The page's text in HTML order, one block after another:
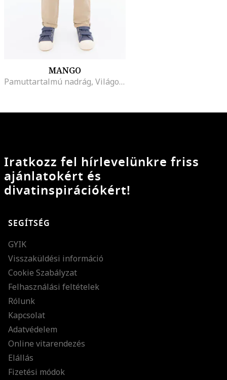
MANGO
Pamuttartalmú nadrág, Világosbézs
Iratkozz fel hírlevelünkre friss
ajánlatokért és
divatinspirációkért!
SEGÍTSÉG
GYIK
Visszaküldési információ
Cookie Szabályzat
Felhasználási feltételek
Rólunk
Kapcsolat
Adatvédelem
Online vitarendezés
Elállás
Fizetési módok